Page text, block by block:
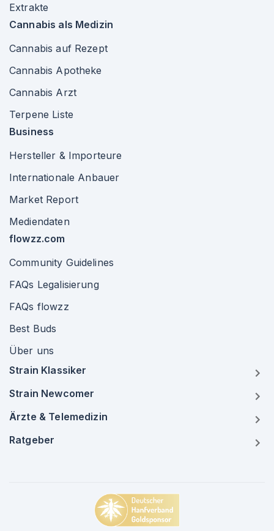
Extrakte
Cannabis als Medizin
Cannabis auf Rezept
Cannabis Apotheke
Cannabis Arzt
Terpene Liste
Business
Hersteller & Importeure
Internationale Anbauer
Market Report
Mediendaten
flowzz.com
Community Guidelines
FAQs Legalisierung
FAQs flowzz
Best Buds
Über uns
Strain Klassiker
Strain Newcomer
Ärzte & Telemedizin
Ratgeber